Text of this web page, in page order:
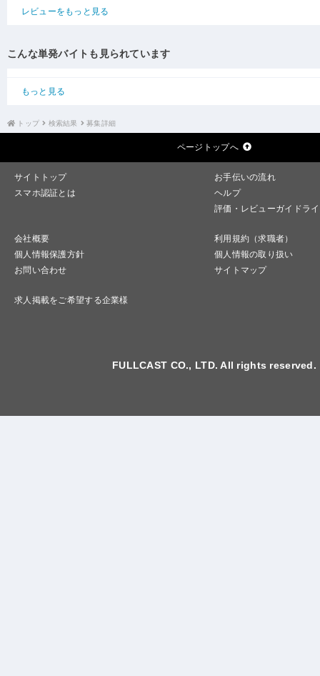
レビューをもっと見る
こんな単発バイトも見られています
もっと見る
トップ 検索結果 募集詳細
ページトップへ
サイトトップ
お手伝いの流れ
スマホ認証とは
ヘルプ
評価・レビューガイドラ
会社概要
利用規約（求職者）
個人情報保護方針
個人情報の取り扱い
お問い合わせ
サイトマップ
求人掲載をご希望する企業様
FULLCAST CO., LTD. All rights reserved.